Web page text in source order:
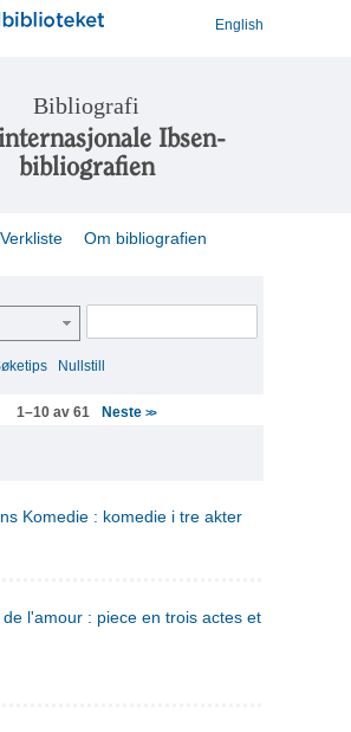
English
Bibliografi
Ibsen-
bibliografien
Verkliste Om bibliografien
Nullstill
1–10 av 61 Neste>>
Komedie : komedie i tre akter
l'amour : piece en trois actes et en vers